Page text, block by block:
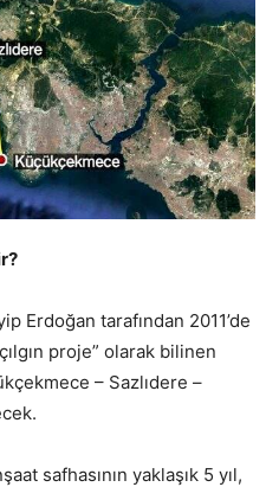
Erdoğan tarafından 2011’de
proje” olarak bilinen
– Sazlıdere –
safhasının yaklaşık 5 yıl,